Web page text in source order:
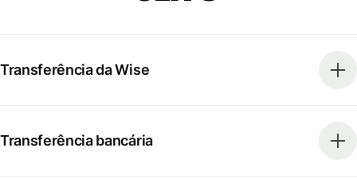
Transferência da Wise
Transferência bancária